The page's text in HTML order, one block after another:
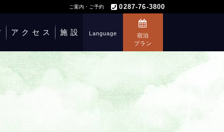
ご案内・ご予約 0287-76-3800
アクセス 施設 Language
宿泊
プラン